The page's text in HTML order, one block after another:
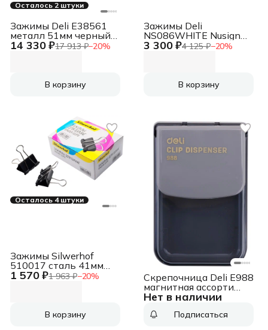
Осталось 2 штуки
14 330 ₽17 913 ₽−20%
Зажимы Deli E38561
металл 51мм черный
(упак.:12шт) картонная
В корзину
3 300 ₽4 125 ₽−20%
Зажимы Deli
NS086WHITE Nusign
для клиппера 16мм
В корзину
Осталось 4 штуки
1 570 ₽1 963 ₽−20%
Зажимы Silwerhof
510017 сталь 41мм
черный (упак.:12шт)
В корзину
Нет в наличии
Скрепочница Deli E988
магнитная ассорти
картонная коробка
Подписаться